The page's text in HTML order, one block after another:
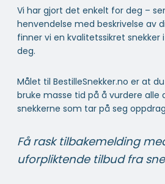
Vi har gjort det enkelt for deg –
henvendelse med beskrivelse av
finner vi en kvalitetssikret snekker
deg.
Målet til BestilleSnekker.no er at
bruke masse tid på å vurdere alle
snekkerne som tar på seg
Få rask tilbakemelding
uforpliktende tilbud fra